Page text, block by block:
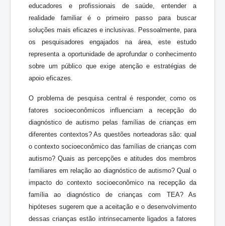
educadores e profissionais de saúde, entender a
realidade familiar é o primeiro passo para buscar
soluções mais eficazes e inclusivas. Pessoalmente, para
os pesquisadores engajados na área, este estudo
representa a oportunidade de aprofundar o conhecimento
sobre um público que exige atenção e estratégias de
apoio eficazes.
O problema de pesquisa central é responder, como os
fatores socioeconômicos influenciam a recepção do
diagnóstico de autismo pelas famílias de crianças em
diferentes contextos? As questões norteadoras são: qual
o contexto socioeconômico das famílias de crianças com
autismo? Quais as percepções e atitudes dos membros
familiares em relação ao diagnóstico de autismo? Qual o
impacto do contexto socioeconômico na recepção da
família ao diagnóstico de crianças com TEA? As
hipóteses sugerem que a aceitação e o desenvolvimento
dessas crianças estão intrinsecamente ligados a fatores